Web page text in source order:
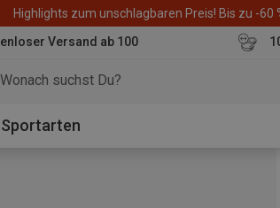
Highlights zum unschlagbaren Preis! Bis zu -60
Versand ab 100
Sportarten